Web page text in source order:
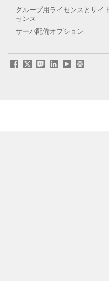
グループ用ライセンスとサイ
センス
サーバ配備オプション